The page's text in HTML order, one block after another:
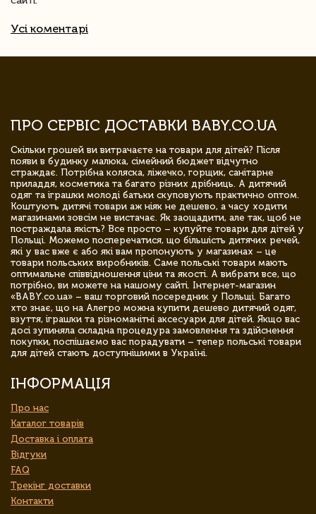
Усі коментарі
ПРО СЕРВІС ДОСТАВКИ BABY.CO.UA
Скільки грошей ви витрачаєте на товари для дітей? Після
появи в будинку малюка, сімейний бюджет відчутно
страждає. Потрібна коляска, ліжечко, горщик, санітарне
приладдя, косметика та багато різних дрібниць. А дитячий
одяг та іграшки молоді батьки скуповують практично оптом.
Коштують дитячі товари аж ніяк не дешево, а часу ходити
магазинами зовсім не вистачає. Як заощадити, але так, щоб не
постраждала якість? Все просто – купуйте товари для дітей у
Польщі. Можемо посперечатися, що більшість дитячих речей,
які у вас вже є або які вам пропонують у магазинах – це
товари польських виробників. Саме польські товари мають
оптимальне співвідношення ціни та якості. А вибрати все, що
потрібно, ви можете на нашому сайті. Інтернет-магазин
«BABY.co.ua» – ваш торговий посередник у Польщі. Багато
хто знає, що на Алегро можна купити дешево дитячий одяг,
взуття, іграшки та різноманітні аксесуари для дітей. Якщо вас
досі зупиняла складна процедура замовлення та здійснення
покупки, поспішаємо вас порадувати – тепер польські товари
для дітей стають доступнішими в Україні.
ІНФОРМАЦІЯ
Про нас
Каталог товарів
Доставка і оплата
Відгуки
FAQ
Трекінг доставки
Контакти